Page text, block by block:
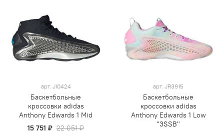
арт. JI0424
Баскетбольные
кроссовки adidas
Anthony Edwards 1 Mid
15 751 ₽ 22 051 ₽
арт. JR3915
Баскетбольные
кроссовки adidas
Anthony Edwards 1 Low
"3SSB"